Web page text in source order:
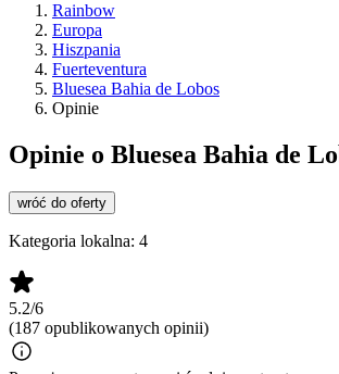
Rainbow
Europa
Hiszpania
Fuerteventura
Bluesea Bahia de Lobos
Opinie
Opinie o Bluesea Bahia de
wróć do oferty
Kategoria lokalna: 4
5.2/6
(187 opublikowanych opinii)